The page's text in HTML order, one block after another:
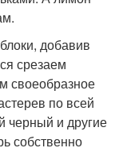
добавив
срезаем
своеобразное
по всей
черный и другие
собственно